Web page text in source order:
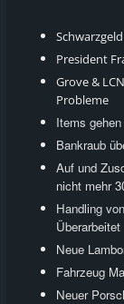
President
Grove &
Probleme
Items
Bankraub
Auf und
nicht mehr
Handling
Überarbeitet
Neue
Fahrzeug
Neuer